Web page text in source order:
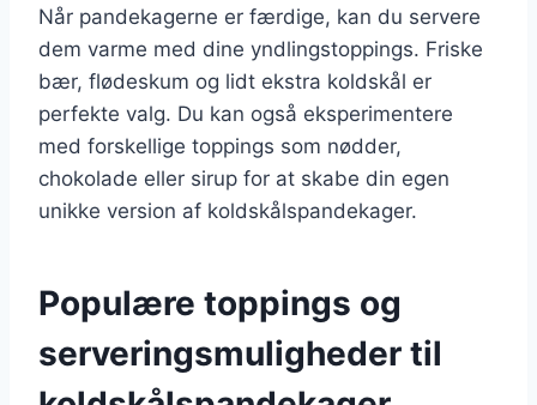
Når pandekagerne er færdige, kan du servere
dem varme med dine yndlingstoppings. Friske
bær, flødeskum og lidt ekstra koldskål er
perfekte valg. Du kan også eksperimentere
med forskellige toppings som nødder,
chokolade eller sirup for at skabe din egen
unikke version af koldskålspandekager.
Populære toppings og
serveringsmuligheder til